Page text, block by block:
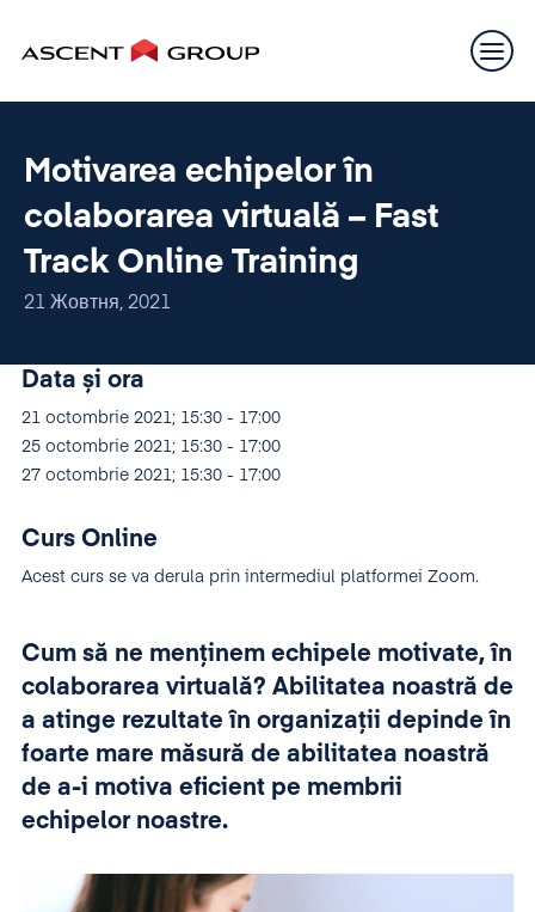
Motivarea echipelor în
colaborarea virtuală – Fast
Track Online Training
21 Жовтня, 2021
Data și ora
21 octombrie 2021; 15:30 - 17:00
25 octombrie 2021; 15:30 - 17:00
27 octombrie 2021; 15:30 - 17:00
Curs Online
Acest curs se va derula prin intermediul platformei Zoom.
Cum să ne menținem echipele motivate, în
colaborarea virtuală? Abilitatea noastră de
a atinge rezultate în organizații depinde în
foarte mare măsură de abilitatea noastră
de a-i motiva eficient pe membrii
echipelor noastre.